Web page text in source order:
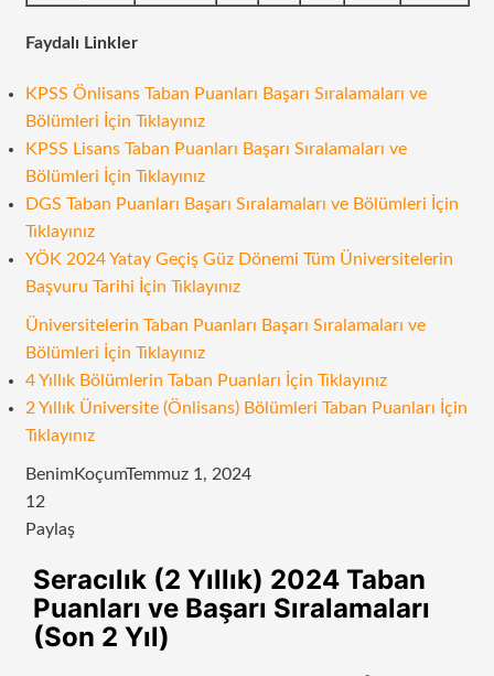
Faydalı Linkler
KPSS Önlisans Taban Puanları Başarı Sıralamaları ve
Bölümleri İçin Tıklayınız
KPSS Lisans Taban Puanları Başarı Sıralamaları ve
Bölümleri İçin Tıklayınız
DGS Taban Puanları Başarı Sıralamaları ve Bölümleri İçin
Tıklayınız
YÖK 2024 Yatay Geçiş Güz Dönemi Tüm Üniversitelerin
Başvuru Tarihi İçin Tıklayınız
Üniversitelerin Taban Puanları Başarı Sıralamaları ve
Bölümleri İçin Tıklayınız
4 Yıllık Bölümlerin Taban Puanları İçin Tıklayınız
2 Yıllık Üniversite (Önlisans) Bölümleri Taban Puanları İçin
Tıklayınız
BenimKoçumTemmuz 1, 2024
12
Paylaş
Posta
ile
paylaş
Seracılık (2 Yıllık) 2024 Taban
Puanları ve Başarı Sıralamaları
(Son 2 Yıl)